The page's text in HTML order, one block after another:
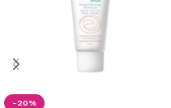
-20%